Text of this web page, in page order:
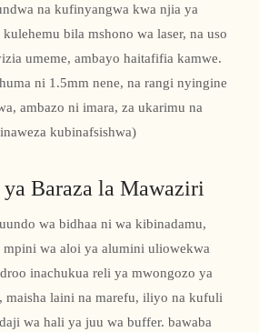
na kufinyangwa kwa njia ya
bila mshono wa laser, na uso
umeme, ambayo haitafifia kamwe.
ni 1.5mm nene, na rangi nyingine
ambazo ni imara, za ukarimu na
kubinafsishwa)
Baraza la Mawaziri
wa bidhaa ni wa kibinadamu,
mpini wa aloi ya alumini uliowekwa
inachukua reli ya mwongozo ya
maisha laini na marefu, iliyo na kufuli
wa hali ya juu wa buffer. bawaba